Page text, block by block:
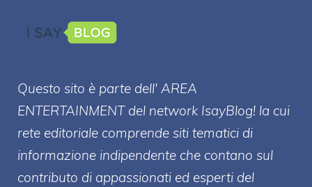
Questo sito è parte dell' AREA
ENTERTAINMENT del network IsayBlog! la cui
rete editoriale comprende siti tematici di
informazione indipendente che contano sul
contributo di appassionati ed esperti del